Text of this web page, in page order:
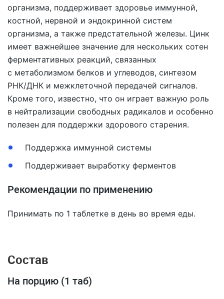
организма, поддерживает здоровье иммунной,
костной, нервной и эндокринной систем
организма, а также предстательной железы. Цинк
имеет важнейшее значение для нескольких сотен
ферментативных реакций, связанных
с метаболизмом белков и углеводов, синтезом
РНК/ДНК и межклеточной передачей сигналов.
Кроме того, известно, что он играет важную роль
в нейтрализации свободных радикалов и особенно
полезен для поддержки здорового старения.
Поддержка иммунной системы
Поддерживает выработку ферментов
Рекомендации по применению
Принимать по 1 таблетке в день во время еды.
Состав
На порцию (1 таб)